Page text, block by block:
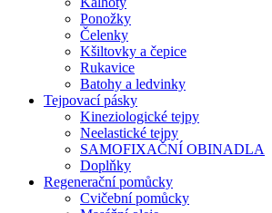
Ponožky
Čelenky
Kšiltovky a čepice
Rukavice
Batohy a ledvinky
Tejpovací pásky
Kineziologické tejpy
Neelastické tejpy
SAMOFIXAČNÍ OBINADLA
Doplňky
Regenerační pomůcky
Cvičební pomůcky